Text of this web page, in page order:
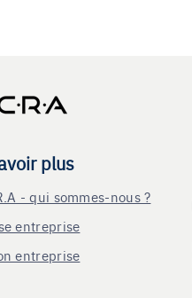
plus
- qui sommes-nous ?
entreprise
entreprise